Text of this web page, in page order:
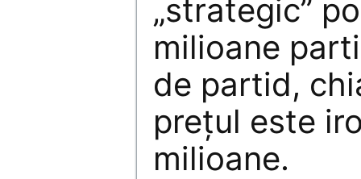
„strategic”
milioane
de partid,
preţul este
milioane.